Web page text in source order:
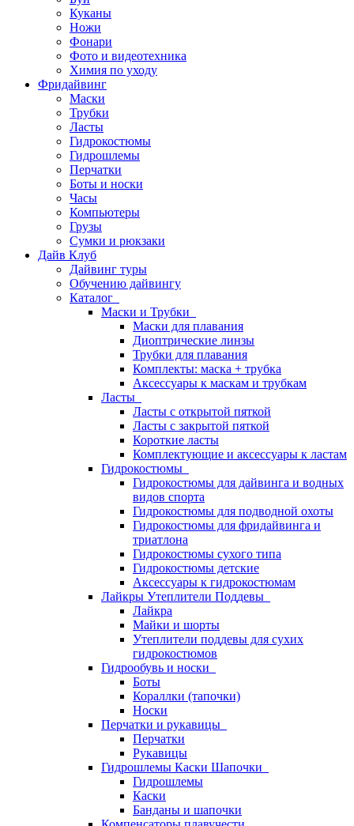
Куканы
Ножи
Фонари
Фото и видеотехника
Химия по уходу
Фридайвинг
Маски
Трубки
Ласты
Гидрокостюмы
Гидрошлемы
Перчатки
Боты и носки
Часы
Компьютеры
Грузы
Сумки и рюкзаки
Дайв Клуб
Дайвинг туры
Обучению дайвингу
Каталог
Маски и Трубки
Маски для плавания
Диоптрические линзы
Трубки для плавания
Комплекты: маска + трубка
Аксессуары к маскам и трубкам
Ласты
Ласты с открытой пяткой
Ласты с закрытой пяткой
Короткие ласты
Комплектующие и аксессуары к ластам
Гидрокостюмы
Гидрокостюмы для дайвинга и водных
видов спорта
Гидрокостюмы для подводной охоты
Гидрокостюмы для фридайвинга и
триатлона
Гидрокостюмы сухого типа
Гидрокостюмы детские
Аксессуары к гидрокостюмам
Лайкры Утеплители Поддевы
Лайкра
Майки и шорты
Утеплители поддевы для сухих
гидрокостюмов
Гидрообувь и носки
Боты
Кораллки (тапочки)
Носки
Перчатки и рукавицы
Перчатки
Рукавицы
Гидрошлемы Каски Шапочки
Гидрошлемы
Каски
Банданы и шапочки